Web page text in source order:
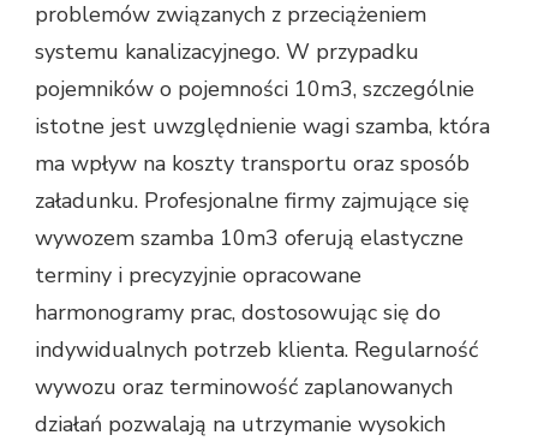
problemów związanych z przeciążeniem
systemu kanalizacyjnego. W przypadku
pojemników o pojemności 10m3, szczególnie
istotne jest uwzględnienie wagi szamba, która
ma wpływ na koszty transportu oraz sposób
załadunku. Profesjonalne firmy zajmujące się
wywozem szamba 10m3 oferują elastyczne
terminy i precyzyjnie opracowane
harmonogramy prac, dostosowując się do
indywidualnych potrzeb klienta. Regularność
wywozu oraz terminowość zaplanowanych
działań pozwalają na utrzymanie wysokich